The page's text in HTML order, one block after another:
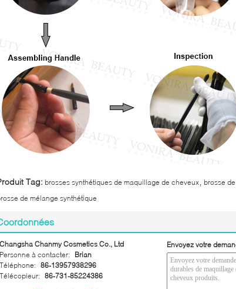
Tag: brosses synthétiques de maquillage de cheveux brosse
de mélange synthétique
Changsha Chanmy Cosmetics Co., Ltd
Personne à contacter:
Brian
Téléphone: 86-13957938296
Télécopieur: 86-731-85224386
Envoyez votre